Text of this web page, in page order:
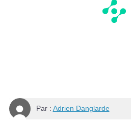
Par : Adrien Danglarde